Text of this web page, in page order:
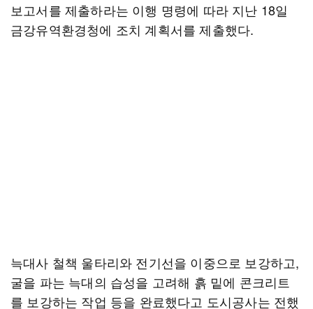
보고서를 제출하라는 이행 명령에 따라 지난 18일
금강유역환경청에 조치 계획서를 제출했다.
늑대사 철책 울타리와 전기선을 이중으로 보강하고,
굴을 파는 늑대의 습성을 고려해 흙 밑에 콘크리트
를 보강하는 작업 등을 완료했다고 도시공사는 전했